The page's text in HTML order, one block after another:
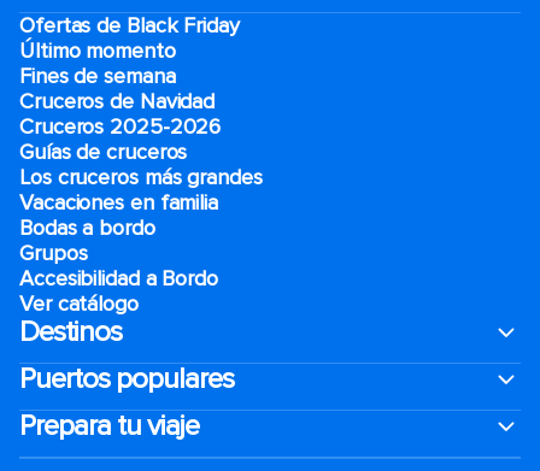
Ofertas de Black Friday
Último momento
Fines de semana
Cruceros de Navidad
Cruceros 2025-2026
Guías de cruceros
Los cruceros más grandes
Vacaciones en familia
Bodas a bordo
Grupos
Accesibilidad a Bordo
Ver catálogo
Destinos
Puertos populares
Prepara tu viaje